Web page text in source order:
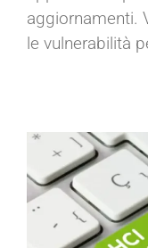
aggiornamenti.
le vulnerabilità